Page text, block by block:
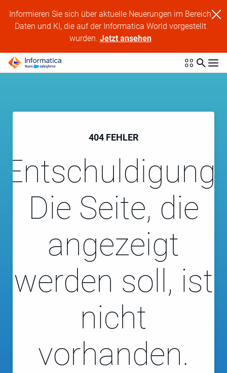
Informieren Sie sich über aktuelle Neuerungen im Bereich
Daten und KI, die auf der Informatica World vorgestellt
wurden. Jetzt ansehen
404 FEHLER
Entschuldigung!
Die Seite, die
angezeigt
werden soll, ist
nicht
vorhanden.